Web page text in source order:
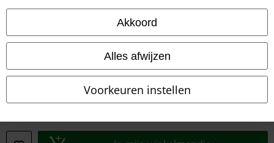
Akkoord
Alles afwijzen
Voorkeuren instellen
Verklaring van conformiteit
Informatie over toegankelijkheid
Cookie-instellingen